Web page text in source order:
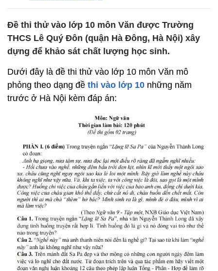
Đề thi thử vào lớp 10 môn Văn được Trường
THCS Lê Quý Đôn (quận Hà Đông, Hà Nội) xây
dựng để khảo sát chất lượng học sinh.
Dưới đây là đề thi thử vào lớp 10 môn Văn mô
phỏng theo dạng đề thi vào lớp 10 những năm
trước ở Hà Nội kèm đáp án: